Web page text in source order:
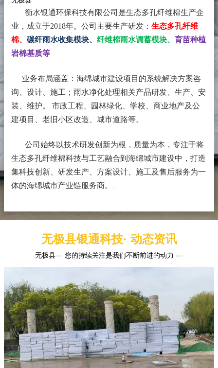
衡水银通环保科技有限公司是生态多孔纤维棉生产企
业，成立于2018年。 公司主要生产研发： 生态多孔纤维
棉、 碳纤雨水收集模块、 纤维棉雨水调蓄模块、 育苗种植
岩棉基质等
业务布局涵盖：海绵城市建设项目的系统解决方案咨
询、设计、施工；雨水净化处理相关产品研发、生产、安
装、维护。 市政工程、园林绿化、学校、商业地产及公
建项目、老旧小区改造、城市道路等。
公司始终以技术研发创新为根，质量为本，专注于将
生态多孔纤维棉科技与工艺融合到海绵城市建设中，打造
集科技创新、研发生产、方案设计、施工及售后服务为一
体的海绵城市产业链服务商。
无极县银通科技· 动态资讯
无极县--- 您的持续关注是我们不断前进的动力 ---